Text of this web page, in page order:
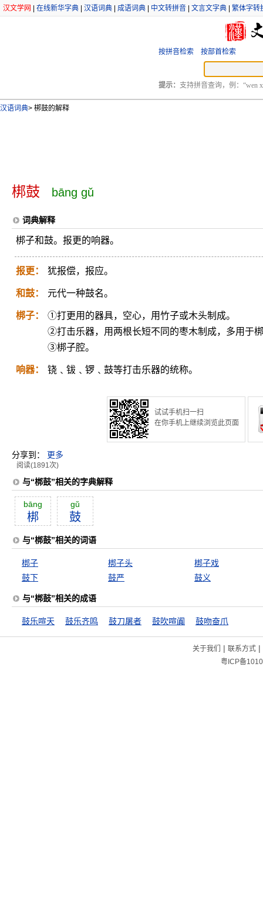
汉文学网 在线新华字典 汉语词典 成语词典 中文转拼音 文言文字典 繁体字转
按拼音检索 按部首检索
提示： 支持拼音查询，例：“wen
汉语词典> 梆鼓的解释
梆鼓 bāng gǔ
词典解释
梆子和鼓。报更的响器。
报更： 犹报偿，报应。
和鼓： 元代一种鼓名。
梆子：
①打更用的器具，空心，用竹子或木头制成。
②打击乐器，用两根长短不同的枣木制成，多用于
③梆子腔。
响器： 铙﹑钹﹑锣﹑鼓等打击乐器的统称。
试试手机扫一扫
在你手机上继续浏览此页面
分享到： 更多
阅读(1891次)
与“梆鼓”相关的字典解释
bāng
梆
gŭ
鼓
与“梆鼓”相关的词语
梆子 梆子头
梆子戏
鼓下
鼓严 鼓义
与“梆鼓”相关的成语
鼓乐喧天 鼓乐齐鸣 鼓刀屠者 鼓吹喧阗 鼓吻奋爪
关于我们 | 联系方式|
粤ICP备